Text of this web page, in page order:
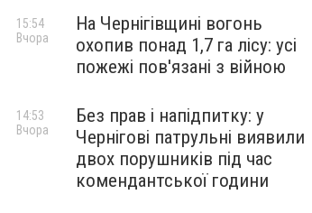
На Чернігівщині вогонь
охопив понад 1,7 га лісу: усі
пожежі пов'язані з війною
15:54
Вчора
Без прав і напідпитку: у
Чернігові патрульні виявили
двох порушників під час
комендантської години
14:53
Вчора